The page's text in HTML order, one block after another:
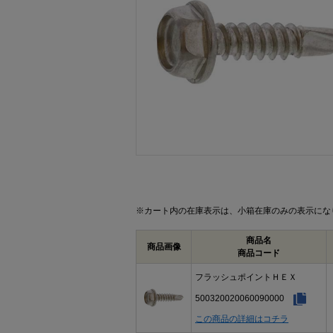
※カート内の在庫表示は、小箱在庫のみの表示にな
商品画像
商品名
商品コード
フラッシュポイントＨＥＸ
500320020060090000
この商品の詳細はコチラ